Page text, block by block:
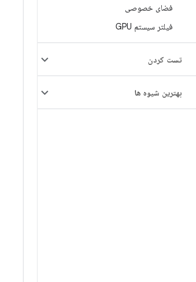
فضای خصوصی
فیلتر سیستم GPU
تست کردن
بهترین شیوه ها